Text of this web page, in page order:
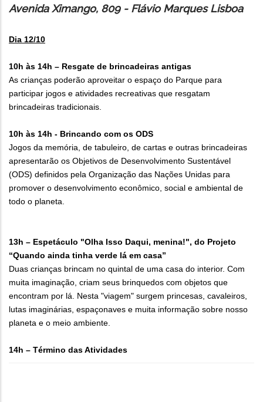
Avenida Ximango, 809 - Flávio Marques Lisboa
Dia 12/10
10h às 14h – Resgate de brincadeiras antigas
As crianças poderão aproveitar o espaço do Parque para
participar jogos e atividades recreativas que resgatam
brincadeiras tradicionais.
10h às 14h - Brincando com os ODS
Jogos da memória, de tabuleiro, de cartas e outras brincadeiras
apresentarão os Objetivos de Desenvolvimento Sustentável
(ODS) definidos pela Organização das Nações Unidas para
promover o desenvolvimento econômico, social e ambiental de
todo o planeta.
13h – Espetáculo "Olha Isso Daqui, menina!", do Projeto
“Quando ainda tinha verde lá em casa”
Duas crianças brincam no quintal de uma casa do interior. Com
muita imaginação, criam seus brinquedos com objetos que
encontram por lá. Nesta "viagem" surgem princesas, cavaleiros,
lutas imaginárias, espaçonaves e muita informação sobre nosso
planeta e o meio ambiente.
14h – Término das Atividades